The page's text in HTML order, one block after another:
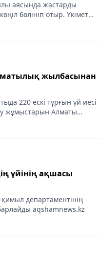
аясында жастарды
бөлініп отыр. Үкімет
қосып, жастар арасында
жылбасынан
220 ескі тұрғын үй иесі
жұмыстарын Алматы
ұйымы«Қалалық күрделі
үйінің ақшасы
департаментінің
aqshamnews.kz